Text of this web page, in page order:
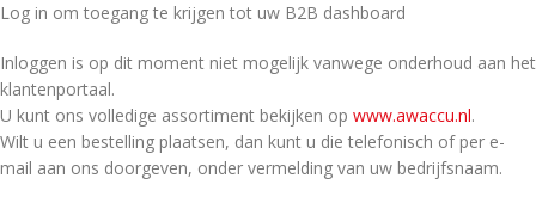
Log in om toegang te krijgen tot uw B2B dashboard
Inloggen is op dit moment niet mogelijk vanwege onderhoud aan het
klantenportaal.
U kunt ons volledige assortiment bekijken op www.awaccu.nl.
Wilt u een bestelling plaatsen, dan kunt u die telefonisch of per e-
mail aan ons doorgeven, onder vermelding van uw bedrijfsnaam.